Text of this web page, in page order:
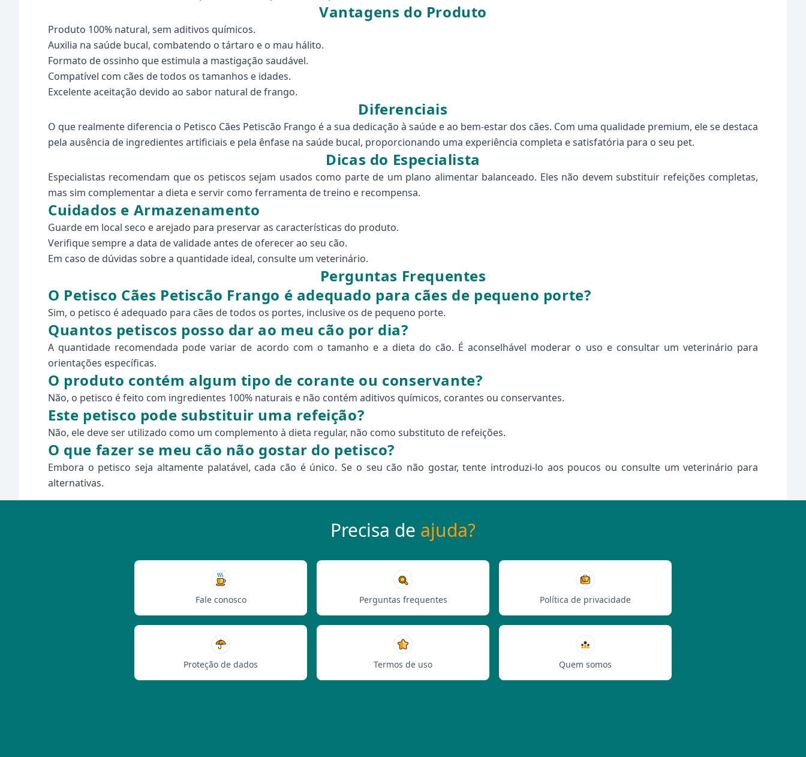
Vantagens do Produto
Produto 100% natural, sem aditivos químicos.
Auxilia na saúde bucal, combatendo o tártaro e o mau hálito.
Formato de ossinho que estimula a mastigação saudável.
Compatível com cães de todos os tamanhos e idades.
Excelente aceitação devido ao sabor natural de frango.
Diferenciais
O que realmente diferencia o Petisco Cães Petiscão Frango é a sua dedicação à saúde e ao bem-estar dos cães. Com uma qualidade premium, ele se destaca
pela ausência de ingredientes artificiais e pela ênfase na saúde bucal, proporcionando uma experiência completa e satisfatória para o seu pet.
Dicas do Especialista
Especialistas recomendam que os petiscos sejam usados como parte de um plano alimentar balanceado. Eles não devem substituir refeições completas,
mas sim complementar a dieta e servir como ferramenta de treino e recompensa.
Cuidados e Armazenamento
Guarde em local seco e arejado para preservar as características do produto.
Verifique sempre a data de validade antes de oferecer ao seu cão.
Em caso de dúvidas sobre a quantidade ideal, consulte um veterinário.
Perguntas Frequentes
O Petisco Cães Petiscão Frango é adequado para cães de pequeno porte?
Sim, o petisco é adequado para cães de todos os portes, inclusive os de pequeno porte.
Quantos petiscos posso dar ao meu cão por dia?
A quantidade recomendada pode variar de acordo com o tamanho e a dieta do cão. É aconselhável moderar o uso e consultar um veterinário para
orientações específicas.
O produto contém algum tipo de corante ou conservante?
Não, o petisco é feito com ingredientes 100% naturais e não contém aditivos químicos, corantes ou conservantes.
Este petisco pode substituir uma refeição?
Não, ele deve ser utilizado como um complemento à dieta regular, não como substituto de refeições.
O que fazer se meu cão não gostar do petisco?
Embora o petisco seja altamente palatável, cada cão é único. Se o seu cão não gostar, tente introduzi-lo aos poucos ou consulte um veterinário para
alternativas.
Precisa de ajuda?
Fale conosco Perguntas frequentes Política de privacidade
Proteção de dados Termos de uso Quem somos